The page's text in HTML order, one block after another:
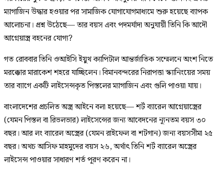
ম্যাগাজিন উদ্ধার হওয়ার পর সামাজিক যোগাযোগমাধ্যমে শুরু হয়েছে ব্যাপক
আলোচনা। প্রশ্ন উঠেছে— তার বয়স এবং পদমর্যাদা অনুযায়ী তিনি কি আদৌ
আগ্নেয়াস্ত্র বহনের যোগ্য?
গত রোববার তিনি ওআইসি ইয়ুথ ক্যাপিটাল আন্তর্জাতিক সম্মেলনে অংশ নিতে
মরক্কোর মারাকেশ শহরে যাচ্ছিলেন। বিমানবন্দরের নিরাপত্তা স্ক্যানিংয়ের সময়
তার ব্যাগে একটি লাইসেন্সকৃত পিস্তলের ম্যাগাজিন এবং গুলি পাওয়া যায়।
বাংলাদেশের প্রচলিত অস্ত্র আইনে বলা হয়েছে— শর্ট ব্যারেল আগ্নেয়াস্ত্রের
(যেমন পিস্তল বা রিভলভার) লাইসেন্সের জন্য আবেদনের ন্যূনতম বয়স ৩০
বছর। আর লং ব্যারেল অস্ত্রের (যেমন রাইফেল বা শটগান) জন্য বয়সসীমা ২৫
বছর। অথচ আসিফ মাহমুদের বয়স ২৬, অর্থাৎ তিনি শর্ট ব্যারেল অস্ত্রের
লাইসেন্স পাওয়ার সাধারণ শর্ত পূরণ করেন না।